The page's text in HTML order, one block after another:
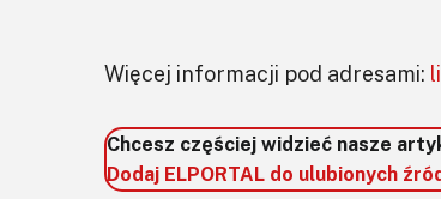
Więcej informacji pod adresami:
Chcesz częściej widzieć nasze
Dodaj ELPORTAL do ulubionych